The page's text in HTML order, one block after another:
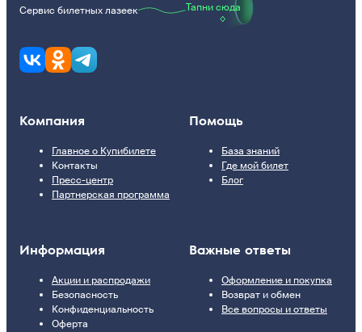
Сервис билетных лазеек Тапни сюда
Компания
Главное о Купибилете
Контакты
Пресс-центр
Партнерская программа
Помощь
База знаний
Где мой билет
Блог
Информация
Акции и распродажи
Безопасность
Конфиденциальность
Оферта
Важные ответы
Оформление и покупка
Возврат и обмен
Все вопросы и ответы